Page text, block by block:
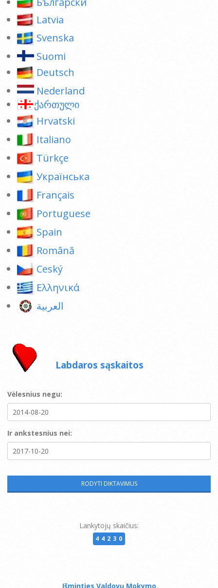
Latvia
Svenska
Suomi
Deutsch
Nederland
ქართული
Hrvatski
Italiano
Türkçe
Українська
Français
Portuguese
Spain
Română
Ceský
Ελληνικά
العربية
Labdaros sąskaitos
Vėlesnius negu:
Ir ankstesnius nei:
Lankytojų skaičius:
44230
Išminties Valdovų Mokymo